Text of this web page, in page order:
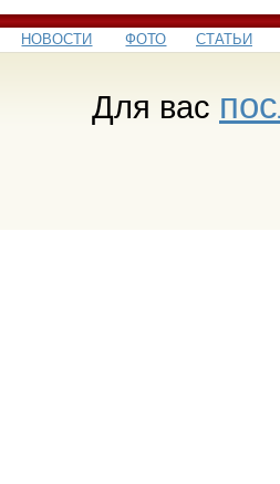
НОВОСТИ ФОТО СТАТЬИ
Для вас